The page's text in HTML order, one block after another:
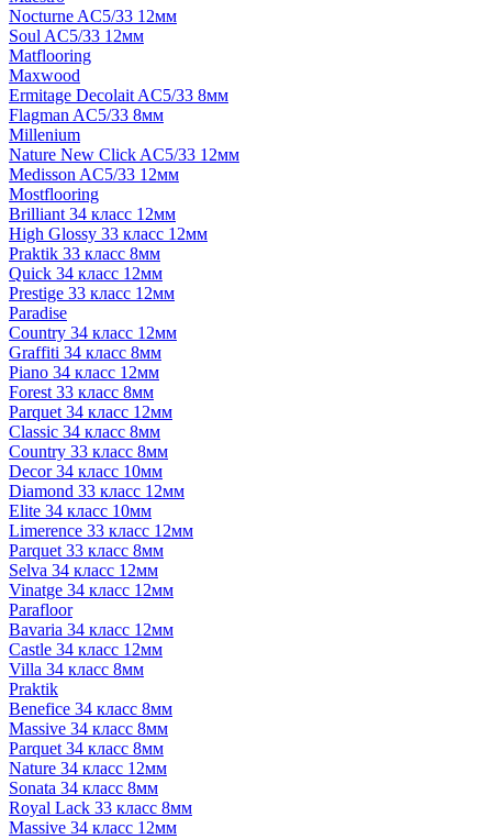
Nocturne AC5/33 12мм
Soul AC5/33 12мм
Matflooring
Maxwood
Ermitage Decolait AC5/33 8мм
Flagman AC5/33 8мм
Millenium
Nature New Click AC5/33 12мм
Medisson AC5/33 12мм
Mostflooring
Brilliant 34 класс 12мм
High Glossy 33 класс 12мм
Praktik 33 класс 8мм
Quick 34 класс 12мм
Prestige 33 класс 12мм
Paradise
Country 34 класс 12мм
Graffiti 34 класс 8мм
Piano 34 класс 12мм
Forest 33 класс 8мм
Parquet 34 класс 12мм
Classic 34 класс 8мм
Country 33 класс 8мм
Decor 34 класс 10мм
Diamond 33 класс 12мм
Elite 34 класс 10мм
Limerence 33 класс 12мм
Parquet 33 класс 8мм
Selva 34 класс 12мм
Vinatge 34 класс 12мм
Parafloor
Bavaria 34 класс 12мм
Castle 34 класс 12мм
Villa 34 класс 8мм
Praktik
Benefice 34 класс 8мм
Massive 34 класс 8мм
Parquet 34 класс 8мм
Nature 34 класс 12мм
Sonata 34 класс 8мм
Royal Lack 33 класс 8мм
Massive 34 класс 12мм